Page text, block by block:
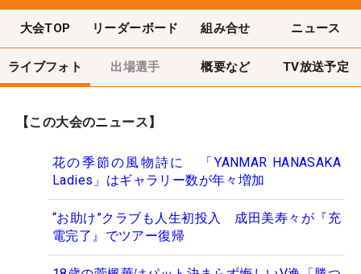
大会TOP リーダーボード 組み合せ ニュース
ライブフォト 出場選手 概要など TV放送予定
【この大会のニュース】
花の季節の風物詩に 「YANMAR HANASAKA
Ladies」はギャラリー数が年々増加
“お助け”クラブも人生初投入 成田美寿々が『充
電完了』でツアー復帰